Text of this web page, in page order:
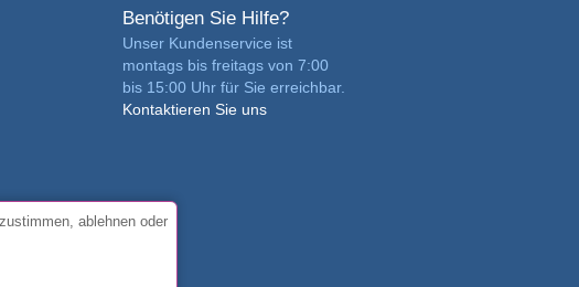
Benötigen Sie Hilfe?
Unser Kundenservice ist
montags bis freitags von 7:00
bis 15:00 Uhr für Sie erreichbar.
Kontaktieren Sie uns
ablehnen oder